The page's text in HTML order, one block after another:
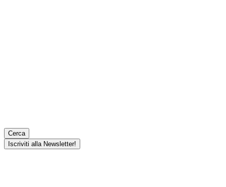
Cerca
Iscriviti alla Newsletter!